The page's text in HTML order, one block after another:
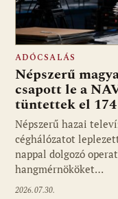
ADÓCSALÁS
Népszerű
csapott le a
tüntettek el
Népszerű hazai
céghálózatot
nappal dolgozó
hangmérnököket…
2026.07.30.